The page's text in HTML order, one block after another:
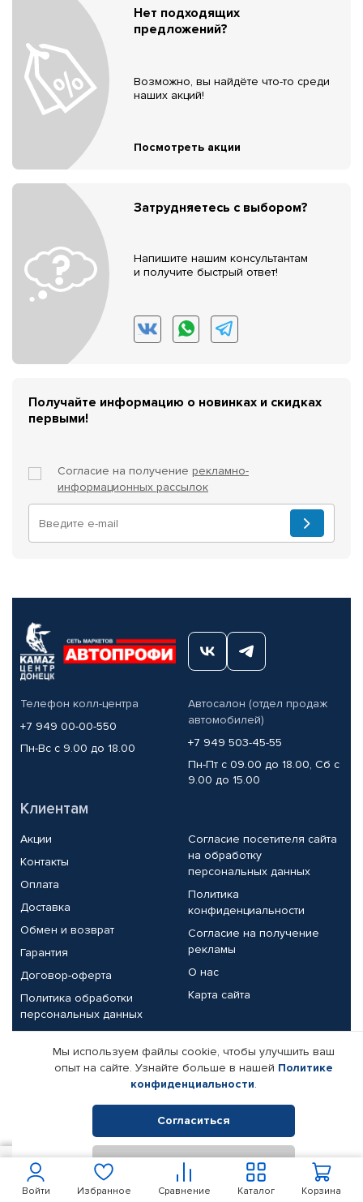
Войти Избранное Сравнение Корзина
Каталог
Нет подходящих
предложений?
Возможно, вы найдёте что-то среди
наших акций!
Посмотреть акции
Затрудняетесь с выбором?
Напишите нашим консультантам
и получите быстрый ответ!
Получайте информацию о новинках и скидках
первыми!
Согласие на получение рекламно-
информационных рассылок
Телефон колл-центра
+7 949 00-00-550
Пн-Вс с 9.00 до 18.00
Автосалон (отдел продаж
автомобилей)
+7 949 503-45-55
Пн-Пт с 09.00 до 18.00, Сб с
9.00 до 15.00
Клиентам
Акции
Контакты
Оплата
Доставка
Обмен и возврат
Гарантия
Договор-оферта
Политика обработки
персональных данных
Согласие посетителя сайта
на обработку
персональных данных
Политика
конфиденциальности
Согласие на получение
рекламы
О нас
Карта сайта
Партнерам
Корпоративным клиентам
Поставщикам
Реквизиты компании
© КАМАЗ ЦЕНТР ДОНЕЦК, 2015-2026. Все права защищены.
Интернет-магазин автомобильных товаров Автопрофи.
Мы используем файлы cookie, чтобы улучшить ваш
опыт на сайте. Узнайте больше в нашей Политике
конфиденциальности.
Согласиться
Отклонить
250 В корзину